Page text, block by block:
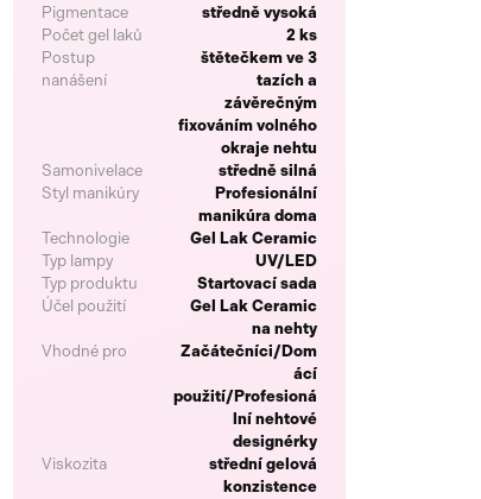
Pigmentace
středně vysoká
Počet gel laků
2 ks
Postup
nanášení
štětečkem ve 3
tazích a
závěrečným
fixováním volného
okraje nehtu
Samonivelace
středně silná
Styl manikúry
Profesionální
manikúra doma
Technologie
Gel Lak Ceramic
Typ lampy
UV/LED
Typ produktu
Startovací sada
Účel použití
Gel Lak Ceramic
na nehty
Vhodné pro
Začátečníci/Dom
ácí
použití/Profesioná
lní nehtové
designérky
Viskozita
střední gelová
konzistence